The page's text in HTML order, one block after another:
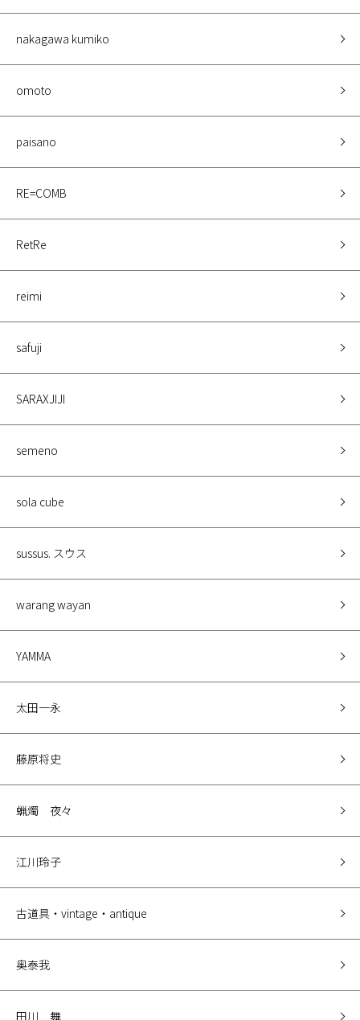
nakagawa kumiko
omoto
paisano
RE=COMB
RetRe
reimi
safuji
SARAXJIJI
semeno
sola cube
sussus. スウス
warang wayan
YAMMA
太田一永
藤原将史
蝋燭 夜々
江川玲子
古道具・vintage・antique
奥泰我
田川 舞